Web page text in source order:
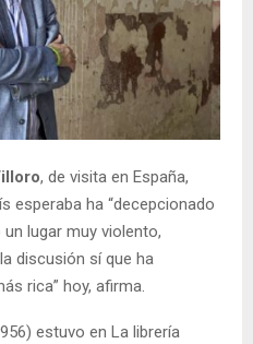
, de visita en España,
esperaba ha “decepcionado
lugar muy violento,
discusión sí que ha
rica” hoy, afirma.
estuvo en La librería